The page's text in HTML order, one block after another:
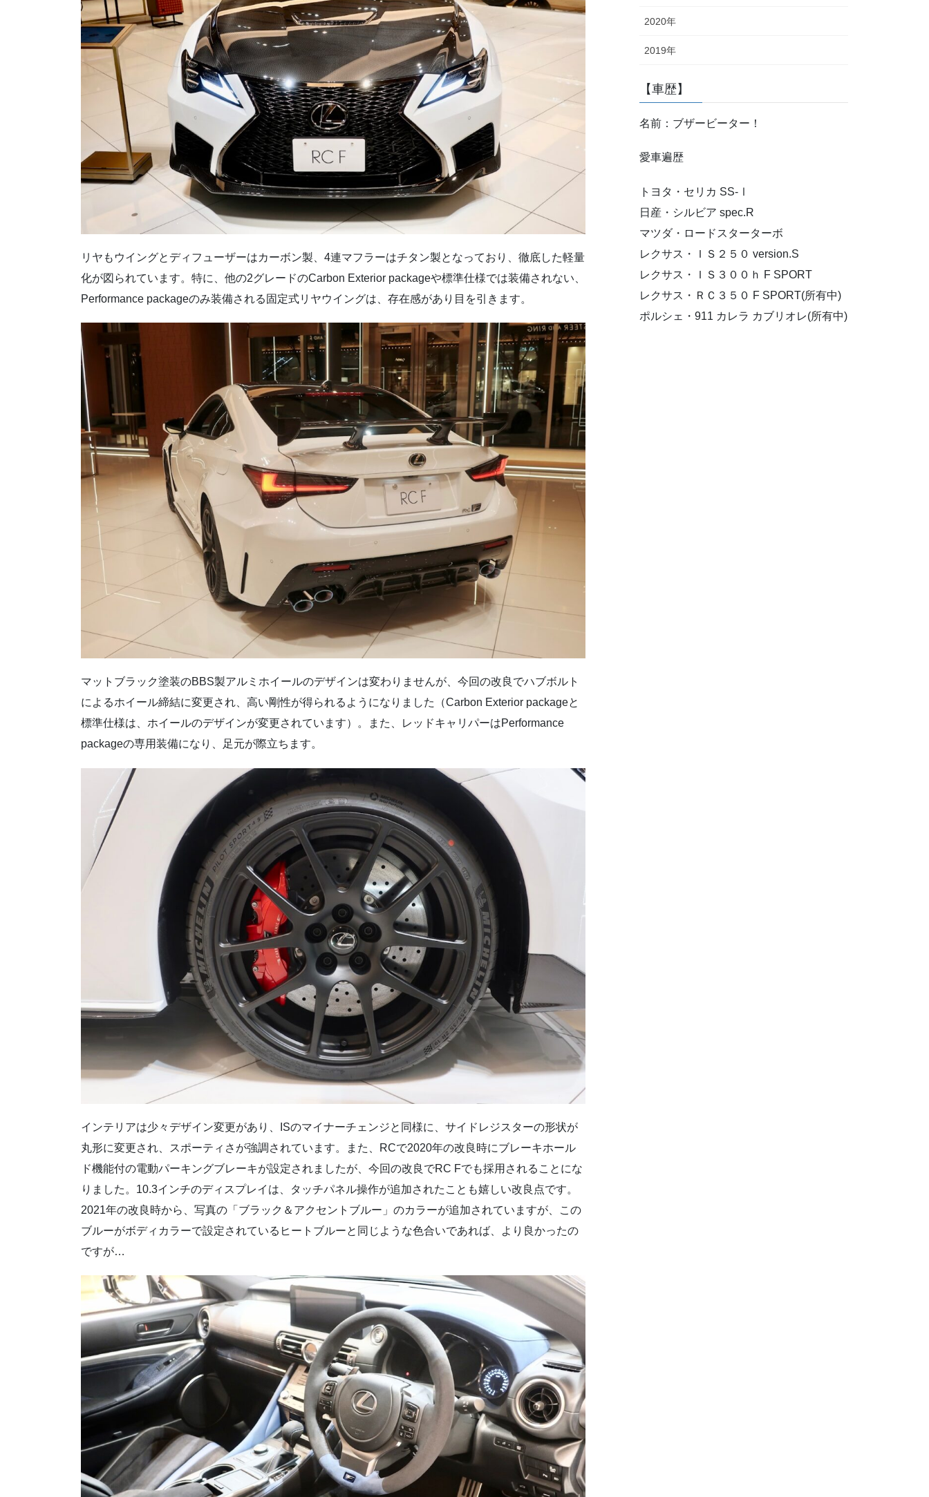
リヤもウイングとディフューザーはカーボン製、4連マフラーはチタン製となっており、徹底した軽量
化が図られています。特に、他の2グレードのCarbon Exterior packageや標準仕様では装備されない、
Performance packageのみ装備される固定式リヤウイングは、存在感があり目を引きます。
マットブラック塗装のBBS製アルミホイールのデザインは変わりませんが、今回の改良でハブボルト
によるホイール締結に変更され、高い剛性が得られるようになりました（Carbon Exterior packageと
標準仕様は、ホイールのデザインが変更されています）。また、レッドキャリパーはPerformance
packageの専用装備になり、足元が際立ちます。
インテリアは少々デザイン変更があり、ISのマイナーチェンジと同様に、サイドレジスターの形状が
丸形に変更され、スポーティさが強調されています。また、RCで2020年の改良時にブレーキホール
ド機能付の電動パーキングブレーキが設定されましたが、今回の改良でRC Fでも採用されることにな
りました。10.3インチのディスプレイは、タッチパネル操作が追加されたことも嬉しい改良点です。
2021年の改良時から、写真の「ブラック＆アクセントブルー」のカラーが追加されていますが、この
ブルーがボディカラーで設定されているヒートブルーと同じような色合いであれば、より良かったの
ですが…
2020年
2019年
【車歴】
名前：ブザービーター！
愛車遍歴
トヨタ・セリカ SS-Ⅰ
日産・シルビア spec.R
マツダ・ロードスターターボ
レクサス・ＩＳ２５０ version.S
レクサス・ＩＳ３００ｈ F SPORT
レクサス・ＲＣ３５０ F SPORT(所有中)
ポルシェ・911 カレラ カブリオレ(所有中)